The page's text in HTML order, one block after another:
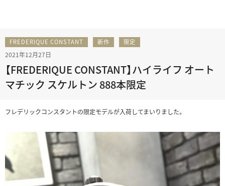
FREDERIQUE CONSTANT 新作 限定
2021年12月27日
【FREDERIQUE CONSTANT】ハイライフ オート
マチック スケルトン 888本限定
フレデリックコンスタントの限定モデルが入荷してまいりました。